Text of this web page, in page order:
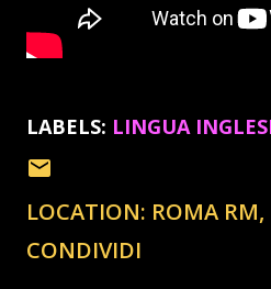
LABELS: LINGUA
LOCATION: ROMA
CONDIVIDI